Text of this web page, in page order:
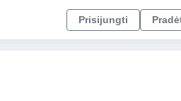
Prisijungti